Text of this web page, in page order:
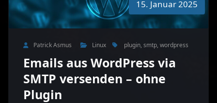
15. Januar 2025
Patrick Asmus Linux plugin, smtp, wordpress
Emails aus WordPress via
SMTP versenden – ohne
Plugin